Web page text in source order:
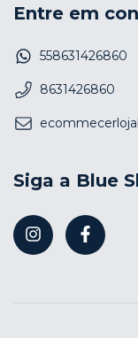
Entre em
558631426860
8631426860
Siga a Blue